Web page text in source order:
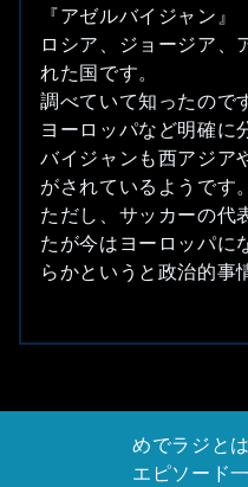
『アゼルバイジャン』
ロシア、ジョージア、
れた国です。
調べていて知ったので
ヨーロッパなど明確に
バイジャンも西アジア
がされているようです。
ただし、サッカーの代
たが今はヨーロッパに
らかというと政治的事
めでラジと
エピソード